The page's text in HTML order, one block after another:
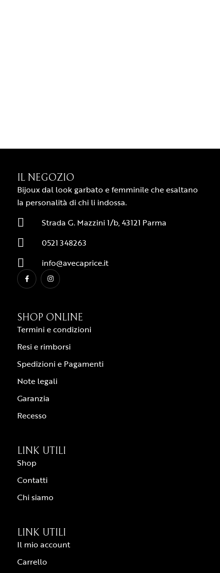
IL NEGOZIO
Bijoux dal look garbato e femminile che esaltano
la personalità di chi li indossa.
Strada G. Mazzini 1/b, 43121 Parma
0521 348263
info@avecaprice.it
SHOP ONLINE
Termini e condizioni
Resi e rimborsi
Spedizioni e Pagamenti
Note legali
Garanzia
Recesso
LINK UTILI
Shop
Contatti
Chi siamo
LINK UTILI
Il mio account
Carrello